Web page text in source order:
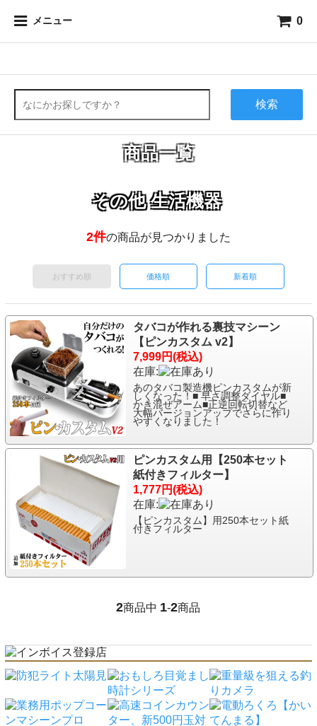
メニュー 0
検索
商品一覧
その他 生活機器
2件の商品が見つかりました
おすすめ順 価格順 新着順
タバコが作れる裏技マシーン
【ピンカスタム v2】
7,999円(税込)
在庫:
あのタバコ製造機ピンカスタムが新
しくなった！■ 早さ調整ダイヤル■
かき混ぜアーム■正逆回転切替など
大幅バージョンアップでさらに作り
やすくなりました！
ピンカスタム用【250本セット
紙付きフィルター】
1,777円(税込)
在庫:
【ピンカスタム】用250本セット紙
付きフィルター
2商品中 1-2商品